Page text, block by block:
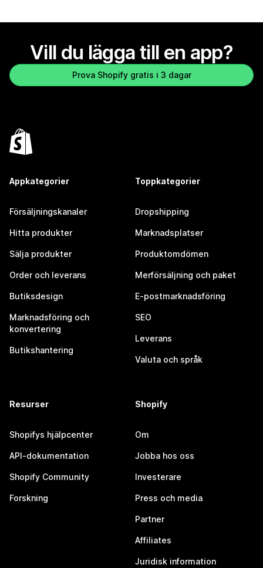
Vill du lägga till en app?
Prova Shopify gratis i 3 dagar
Appkategorier
Försäljningskanaler
Hitta produkter
Sälja produkter
Order och leverans
Butiksdesign
Marknadsföring och
konvertering
Butikshantering
Toppkategorier
Dropshipping
Marknadsplatser
Produktomdömen
Merförsäljning och paket
E-postmarknadsföring
SEO
Leverans
Valuta och språk
Resurser
Shopifys hjälpcenter
API-dokumentation
Shopify Community
Forskning
Shopify
Om
Jobba hos oss
Investerare
Press och media
Partner
Affiliates
Juridisk information